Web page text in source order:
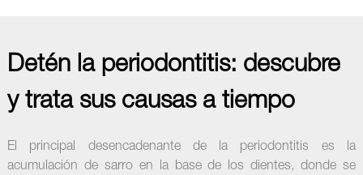
Detén la periodontitis: descubre
y trata sus causas a tiempo
El principal desencadenante de la periodontitis es la
acumulación de sarro en la base de los dientes, donde se